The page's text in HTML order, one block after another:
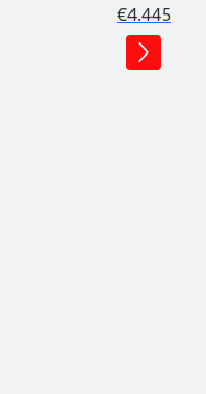
€4.445